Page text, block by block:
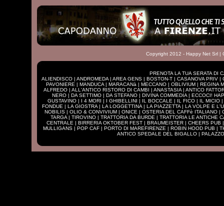
Copyright 2012 - Happy Net Srl |
PRENOTA LA TUA SERATA DI
ALIENDISCO | ANDROMEDA | AREA GENS | BOSTON-T | CASANOVA PRIV |
PAVONIERE | MANDUCA| MARACANà | MECCANO| OBLIVIUM| REGINA
ALFREDO | ALL'ANTICO RISTORO DI CAMBI | ANASTASIA | ANTICO
NERO | DA SETTIMO | DA STEFANO | DIVINA COMMEDIA | ECCOCI!
GUSTAVINO | I 4 MORI | I GHIBELLINI | IL BOCCALE | IL FICO | IL MICIO |
FONDUE | LA GIOSTRA| LA LOGGETTINA| LA PIAZZETTA| LA VOLPE E
NOBILIS | OLIO & CONVIVIUM | ONICE | OSTERIA DEL CAFFè ITALIANO |
TARGA| TIROVINO| TRATTORIA DA BURDE | TRATTORIA LE ANTICHE
CENTRALE | BIRRERIA OKTOBER FEST | BRAUMEISTER | CHEERS PUB
MULLIGANS | POP CAF | PORTO DI MAREFIRENZE | ROBIN HOOD PUB |
ANTICO SPEDALE DEL BIGALLO|